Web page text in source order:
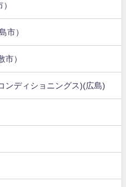
市）
市）
ンディショニングス)(広島)